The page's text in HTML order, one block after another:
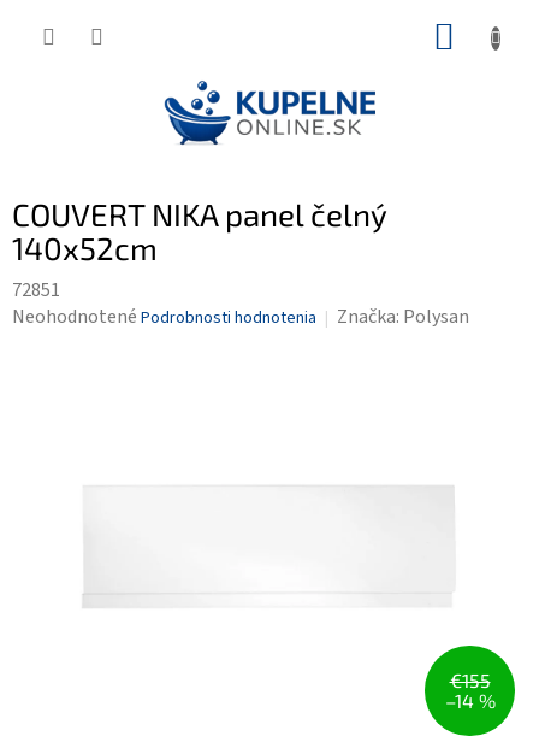
COUVERT NIKA panel čelný
140x52cm
72851
Priemerné
Neohodnotené Podrobnosti hodnotenia Značka: Polysan
€155
–14 %